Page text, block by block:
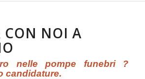
CON NOI A
nelle pompe funebri ?
candidature.